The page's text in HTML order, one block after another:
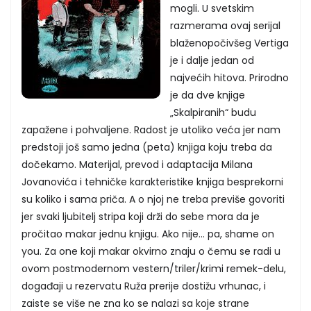
mogli. U svetskim
razmerama ovaj serijal
blaženopočivšeg Vertiga
je i dalje jedan od
najvećih hitova. Prirodno
je da dve knjige
„Skalpiranih“ budu
zapažene i pohvaljene. Radost je utoliko veća jer nam
predstoji još samo jedna (peta) knjiga koju treba da
dočekamo. Materijal, prevod i adaptacija Milana
Jovanovića i tehničke karakteristike knjiga besprekorni
su koliko i sama priča. A o njoj ne treba previše govoriti
jer svaki ljubitelj stripa koji drži do sebe mora da je
pročitao makar jednu knjigu. Ako nije... pa, shame on
you. Za one koji makar okvirno znaju o čemu se radi u
ovom postmodernom vestern/triler/krimi remek-delu,
događaji u rezervatu Ruža prerije dostižu vrhunac, i
zaiste se više ne zna ko se nalazi sa koje strane